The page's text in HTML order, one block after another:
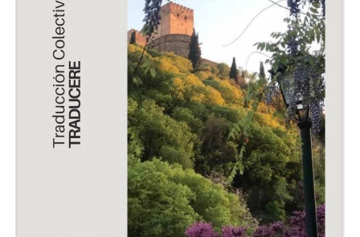
Ministério do Turismo
Ministério do Desenvolvimento Regional
Controladoria-Geral da União
Ministério da Mulher, da Família e dos Direitos Humanos